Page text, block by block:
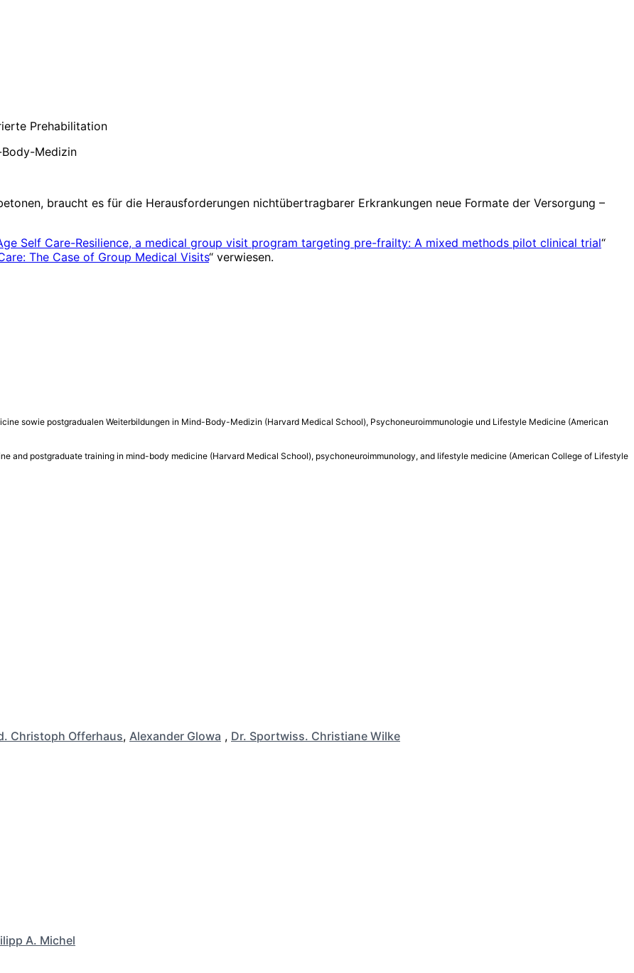
Prehabilitation
Medizin
braucht es für die Herausforderungen nichtübertragbarer Erkrankungen neue Formate der Versorgung –
Self Care-Resilience, a medical group visit program targeting pre-frailty: A mixed methods pilot clinical trial“
The Case of Group Medical Visits“ verwiesen.
sowie postgradualen Weiterbildungen in Mind-Body-Medizin (Harvard Medical School), Psychoneuroimmunologie und Lifestyle Medicine (American
and postgraduate training in mind-body medicine (Harvard Medical School), psychoneuroimmunology, and lifestyle medicine (American College of Lifestyle
Christoph Offerhaus, Alexander Glowa , Dr. Sportwiss. Christiane Wilke
A. Michel